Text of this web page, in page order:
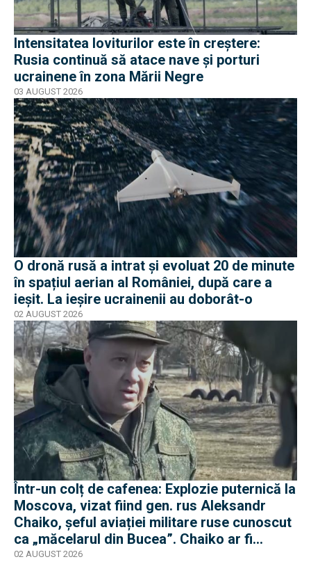
Intensitatea loviturilor este în creștere:
Rusia continuă să atace nave și porturi
ucrainene în zona Mării Negre
03 AUGUST 2026
O dronă rusă a intrat și evoluat 20 de minute
în spațiul aerian al României, după care a
ieșit. La ieșire ucrainenii au doborât-o
02 AUGUST 2026
Într-un colț de cafenea: Explozie puternică la
Moscova, vizat fiind gen. rus Aleksandr
Chaiko, șeful aviației militare ruse cunoscut
ca „măcelarul din Bucea”. Chaiko ar fi
supraviețuit
02 AUGUST 2026